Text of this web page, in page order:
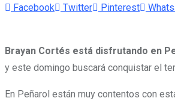
Facebook Twitter Pinterest
Brayan Cortés está disfrutando en
y este domingo buscará conquistar el
En Peñarol están muy contentos con